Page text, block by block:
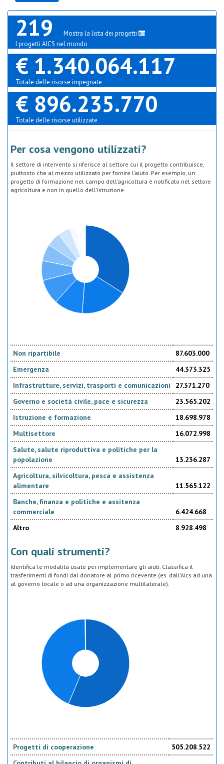
219
Mostra la lista dei progetti
I progetti AICS nel mondo
€ 1.340.064.117
Totale delle risorse impegnate
€ 896.235.770
Totale delle risorse utilizzate
Per cosa vengono utilizzati?
Il settore di intervento si riferisce al settore cui il progetto contribuisce,
piuttosto che al mezzo utilizzato per fornire l’aiuto. Per esempio, un
progetto di formazione nel campo dell’agricoltura è notificato nel settore
agricoltura e non in quello dell’istruzione.
Non ripartibile
87.603.000
Emergenza
44.373.325
Infrastrutture, servizi, trasporti e comunicazioni
27.371.270
Governo e società civile, pace e sicurezza
23.565.202
Istruzione e formazione
18.698.978
Multisettore
16.072.998
Salute, salute riproduttiva e politiche per la
popolazione
13.236.287
Agricoltura, silvicoltura, pesca e assistenza
alimentare
11.565.122
Banche, finanza e politiche e assitenza
commerciale
6.424.668
Altro
8.928.498
Con quali strumenti?
Identifica le modalità usate per implementare gli aiuti. Classifica il
trasferimenti di fondi dal donatore al primo ricevente (es. dall’Aics ad una
al governo locale o ad una organizzazione multilaterale).
Progetti di cooperazione
505.208.522